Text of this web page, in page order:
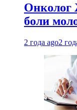
Онколог
боли
2 года ago2